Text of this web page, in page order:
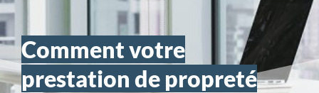
Comment votre
prestation de propreté